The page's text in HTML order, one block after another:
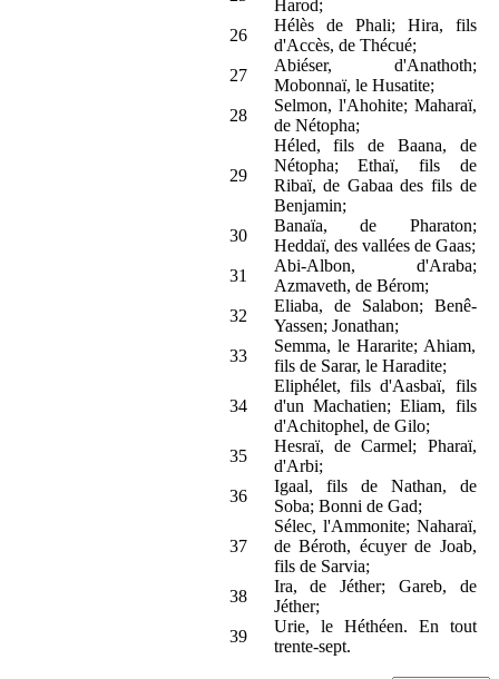
Harod;
26
Hélès de Phali; Hira, fils
d'Accès, de Thécué;
27
Abiéser, d'Anathoth;
Mobonnaï, le Husatite;
28
Selmon, l'Ahohite; Maharaï,
de Nétopha;
29
Héled, fils de Baana, de
Nétopha; Ethaï, fils de
Ribaï, de Gabaa des fils de
Benjamin;
30
Banaïa, de Pharaton;
Heddaï, des vallées de Gaas;
31
Abi-Albon, d'Araba;
Azmaveth, de Bérom;
32
Eliaba, de Salabon; Benê-
Yassen; Jonathan;
33
Semma, le Hararite; Ahiam,
fils de Sarar, le Haradite;
34
Eliphélet, fils d'Aasbaï, fils
d'un Machatien; Eliam, fils
d'Achitophel, de Gilo;
35
Hesraï, de Carmel; Pharaï,
d'Arbi;
36
Igaal, fils de Nathan, de
Soba; Bonni de Gad;
37
Sélec, l'Ammonite; Naharaï,
de Béroth, écuyer de Joab,
fils de Sarvia;
38
Ira, de Jéther; Gareb, de
Jéther;
39
Urie, le Héthéen. En tout
trente-sept.